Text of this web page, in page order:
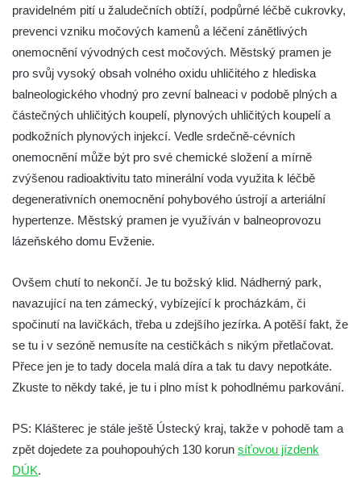
pravidelném pití u žaludečních obtíží, podpůrné léčbě cukrovky,
prevenci vzniku močových kamenů a léčení zánětlivých
onemocnění vývodných cest močových. Městský pramen je
pro svůj vysoký obsah volného oxidu uhličitého z hlediska
balneologického vhodný pro zevní balneaci v podobě plných a
částečných uhličitých koupelí, plynových uhličitých koupelí a
podkožních plynových injekcí. Vedle srdečně-cévních
onemocnění může být pro své chemické složení a mírně
zvýšenou radioaktivitu tato minerální voda využita k léčbě
degenerativních onemocnění pohybového ústrojí a arteriální
hypertenze. Městský pramen je využíván v balneoprovozu
lázeňského domu Evženie.
Ovšem chutí to nekončí. Je tu božský klid. Nádherný park,
navazující na ten zámecký, vybízející k procházkám, či
spočinutí na lavičkách, třeba u zdejšího jezírka. A potěší fakt, že
se tu i v sezóně nemusíte na cestičkách s nikým přetlačovat.
Přece jen je to tady docela malá díra a tak tu davy nepotkáte.
Zkuste to někdy také, je tu i plno míst k pohodlnému parkování.
PS: Klášterec je stále ještě Ústecký kraj, takže v pohodě tam a
zpět dojedete za pouhopouhých 130 korun síťovou jízdenk
DÚK.